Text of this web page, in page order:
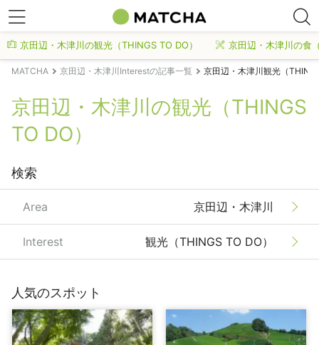
京田辺・木津川の観光（THINGS TO DO） 京田辺・木津川の食
MATCHA 京田辺・木津川Interestの記事一覧 京田辺・木津川観光（
京田辺・木津川の観光（THINGS
TO DO）
検索
Area 京田辺・木津川
Interest 観光（THINGS TO DO）
人気のスポット